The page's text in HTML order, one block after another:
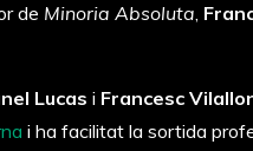
de Minoria Absoluta,
Lucas i Francesc
i ha facilitat la sortida